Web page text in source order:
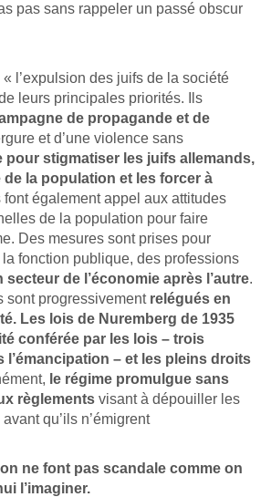
pas sans rappeler un passé obscur
l’expulsion des juifs de la société
leurs principales priorités. Ils
de propagande et de
et d’une violence sans
pour stigmatiser les juifs allemands,
de la population et les forcer à
font également appel aux attitudes
de la population pour faire
Des mesures sont prises pour
fonction publique, des professions
secteur de l’économie après l’autre.
sont progressivement relégués en
Les lois de Nuremberg de 1935
conférée par les lois – trois
l’émancipation – et les pleins droits
le régime promulgue sans
règlements visant à dépouiller les
qu’ils n’émigrent
ne font pas scandale comme on
l’imaginer.